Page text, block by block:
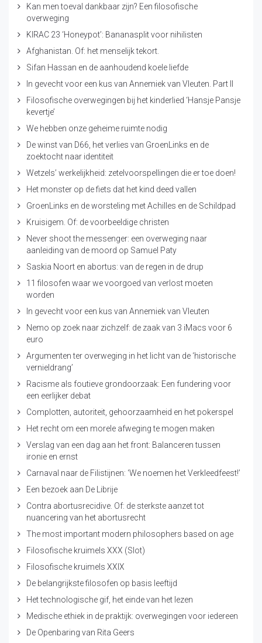
Kan men toeval dankbaar zijn? Een filosofische
overweging
KIRAC 23 ‘Honeypot’: Bananasplit voor nihilisten
Afghanistan. Of: het menselijk tekort.
Sifan Hassan en de aanhoudend koele liefde
In gevecht voor een kus van Annemiek van Vleuten. Part II
Filosofische overwegingen bij het kinderlied ‘Hansje Pansje
kevertje’
We hebben onze geheime ruimte nodig
De winst van D66, het verlies van GroenLinks en de
zoektocht naar identiteit
Wetzels’ werkelijkheid: zetelvoorspellingen die er toe doen!
Het monster op de fiets dat het kind deed vallen
GroenLinks en de worsteling met Achilles en de Schildpad
Kruisigem. Of: de voorbeeldige christen
Never shoot the messenger: een overweging naar
aanleiding van de moord op Samuel Paty
Saskia Noort en abortus: van de regen in de drup
11 filosofen waar we voorgoed van verlost moeten
worden
In gevecht voor een kus van Annemiek van Vleuten
Nemo op zoek naar zichzelf: de zaak van 3 iMacs voor 6
euro
Argumenten ter overweging in het licht van de ‘historische
vernieldrang’
Racisme als foutieve grondoorzaak: Een fundering voor
een eerlijker debat
Complotten, autoriteit, gehoorzaamheid en het pokerspel
Het recht om een morele afweging te mogen maken
Verslag van een dag aan het front: Balanceren tussen
ironie en ernst
Carnaval naar de Filistijnen: ‘We noemen het Verkleedfeest!’
Een bezoek aan De Librije
Contra abortusrecidive. Of: de sterkste aanzet tot
nuancering van het abortusrecht
The most important modern philosophers based on age
Filosofische kruimels XXX (Slot)
Filosofische kruimels XXIX
De belangrijkste filosofen op basis leeftijd
Het technologische gif, het einde van het lezen
Medische ethiek in de praktijk: overwegingen voor iedereen
De Openbaring van Rita Geers